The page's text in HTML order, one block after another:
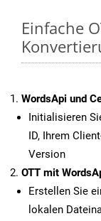
Einfache
WordsApi und
Initialisieren
ID, Ihrem
Version
OTT mit
Erstellen Sie
lokalen